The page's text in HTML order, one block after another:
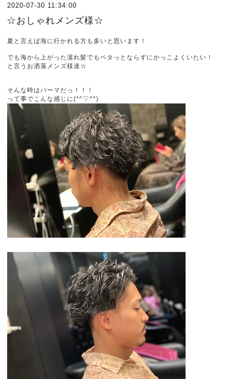
2020-07-30 11:34:00
☆おしゃれメンズ様☆
夏と言えば海に行かれる方も多いと思います！
でも海から上がった濡れ髪でもペタっとならずにかっこよくいたい！
と言うお洒落メンズ様達☆
そんな時はパーマだっ！！！
って事でこんな感じに(*^▽^*)